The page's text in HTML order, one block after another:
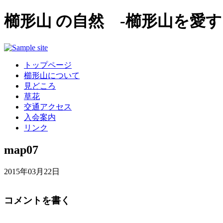
櫛形山 の自然 -櫛形山を愛
トップページ
櫛形山について
見どころ
草花
交通アクセス
入会案内
リンク
map07
2015年03月22日
コメントを書く